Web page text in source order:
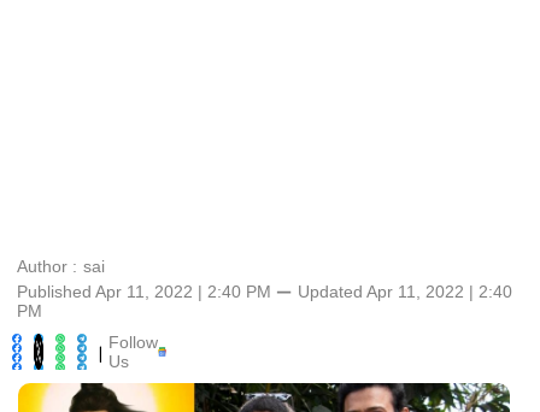
Author : sai
Published Apr 11, 2022 | 2:40 PM ⚊ Updated Apr 11, 2022 | 2:40
PM
| Follow
Us